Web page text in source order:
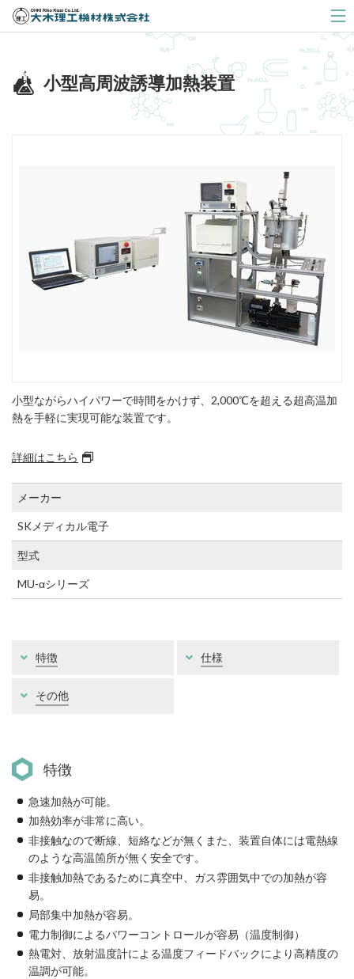
小型高周波誘導加熱装置
小型ながらハイパワーで時間をかけず、2,000℃を超える超高温加
熱を手軽に実現可能な装置です。
詳細はこちら
メーカー
SKメディカル電子
型式
MU-αシリーズ
特徴 仕様
その他
特徴
急速加熱が可能。
加熱効率が非常に高い。
非接触なので断線、短絡などが無くまた、装置自体には電熱線
のような高温箇所が無く安全です。
非接触加熱であるために真空中、ガス雰囲気中での加熱が容
易。
局部集中加熱が容易。
電力制御によるパワーコントロールが容易（温度制御）
熱電対、放射温度計による温度フィードバックにより高精度の
温調が可能。